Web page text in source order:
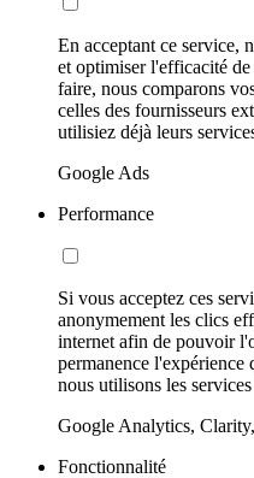
En acceptant ce service,
et optimiser l'efficacité
faire, nous comparons
celles des fournisseurs
utilisiez déjà leurs
Google Ads
Performance
Si vous acceptez ces
anonymement les clics
internet afin de pouvoir
permanence l'expérience
nous utilisons les
Google Analytics,
Fonctionnalité